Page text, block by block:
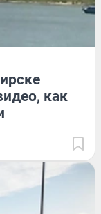
как